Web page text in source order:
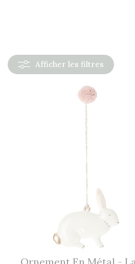
Afficher les filtres